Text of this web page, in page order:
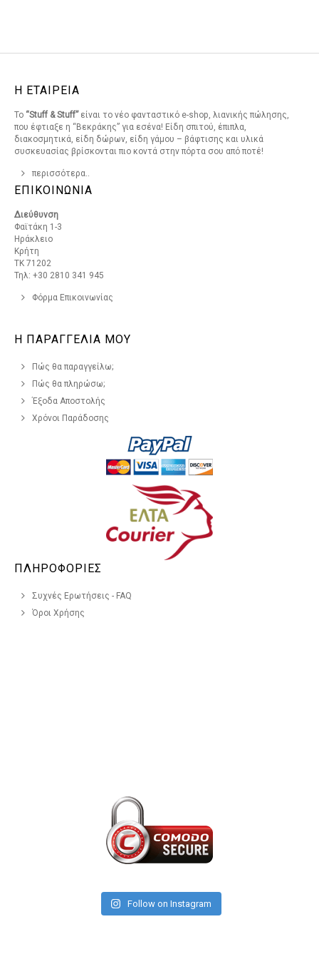
Η ΕΤΑΙΡΕΙΑ
Το “Stuff & Stuff”είναι το νέο φανταστικό e-shop, λιανικής πώλησης,
που έφτιαξε η “Βεκράκης” για εσένα! Είδη σπιτού, έπιπλα,
διακοσμητικά, είδη δώρων, είδη γάμου – βάφτισης και υλικά
συσκευασίας βρίσκονται πιο κοντά στην πόρτα σου από ποτέ!
περισσότερα..
ΕΠΙΚΟΙΝΩΝΙΑ
Διεύθυνση
Φαϊτάκη 1-3
Ηράκλειο
Κρήτη
ΤΚ 71202
Τηλ: +30 2810 341 945
Φόρμα Επικοινωνίας
Η ΠΑΡΑΓΓΕΛΙΑ ΜΟΥ
Πώς θα παραγγείλω;
Πώς θα πληρώσω;
Έξοδα Αποστολής
Χρόνοι Παράδοσης
ΠΛΗΡΟΦΟΡΙΕΣ
Συχνές Ερωτήσεις - FAQ
Όροι Χρήσης
Follow on Instagram